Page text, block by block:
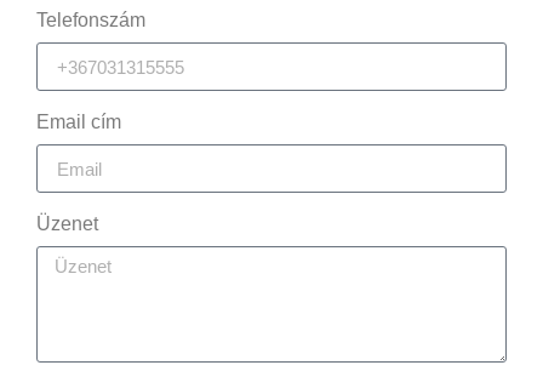
Telefonszám
Email cím
Üzenet